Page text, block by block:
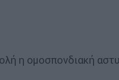
η ομοσπονδιακή